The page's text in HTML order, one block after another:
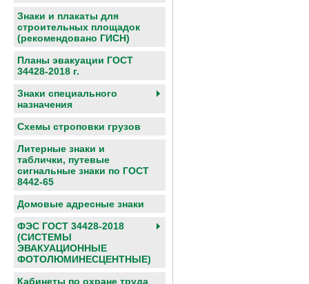
Знаки и плакаты для
строительных площадок
(рекомендовано ГИСН)
Планы эвакуации ГОСТ
34428-2018 г.
Знаки специального
назначения
Схемы строповки грузов
Литерные знаки и
таблички, путевые
сигнальные знаки по ГОСТ
8442-65
Домовые адресные знаки
ФЭС ГОСТ 34428-2018
(СИСТЕМЫ
ЭВАКУАЦИОННЫЕ
ФОТОЛЮМИНЕСЦЕНТНЫЕ)
Кабинеты по охране труда